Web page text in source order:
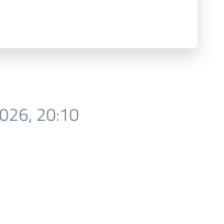
20:10